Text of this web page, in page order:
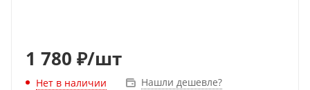
1 780 ₽/шт
Нет в наличии Нашли дешевле?